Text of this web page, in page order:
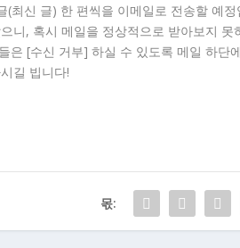
최신 글) 한 편씩을 이메일로 전송할 예
니, 혹시 메일을 정상적으로 받아보지
은 [수신 거부] 하실 수 있도록 메일 하
길 빕니다!
몫: